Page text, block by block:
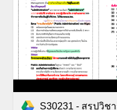
S30231 - สรุปวิช